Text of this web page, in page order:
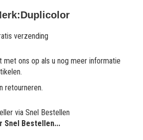
Duplicolor
verzending
met ons op als u nog meer informatie
retourneren.
via Snel Bestellen
Snel Bestellen...